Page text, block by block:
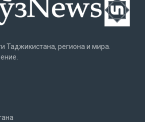
Таджикистана, региона и мира.